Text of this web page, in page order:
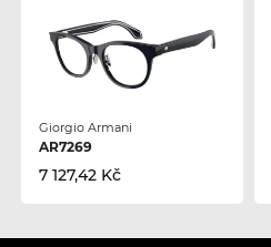
Giorgio Armani
AR7269
7 127,42 Kč